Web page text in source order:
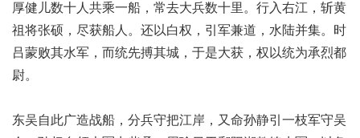
厚健儿数十人共乘一船，常去大兵数十里。行入右江，斩黄
祖将张硕，尽获船人。还以白权，引军兼道，水陆并集。时
吕蒙败其水军，而统先搏其城，于是大获，权以统为承烈都
尉。
东吴自此广造战船，分兵守把江岸，又命孙静引一枝军守吴